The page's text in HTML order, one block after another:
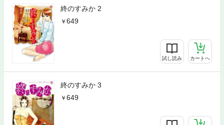
終のすみか 2
649
試し読み カートへ
終のすみか 3
649